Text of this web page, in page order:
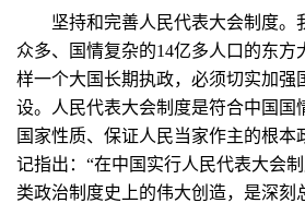
坚持和完善人民代表大会制度。
众多、国情复杂的14亿多人口的东方
样一个大国长期执政，必须切实加强
设。人民代表大会制度是符合中国国
国家性质、保证人民当家作主的根本
记指出：“在中国实行人民代表大会
类政治制度史上的伟大创造，是深刻